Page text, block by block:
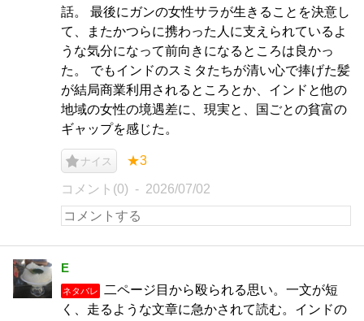
話。 最後にガンの女性サラが生きることを決意し
て、またかつらに携わった人に支えられているよ
うな気分になって前向きになるところは良かっ
た。 でもインドのスミタたちが清い心で捧げた髪
が結局商業利用されるところとか、インドと他の
地域の女性の境遇差に、現実と、国ごとの貧富の
ギャップを感じた。
ナイス ★3
コメント(0) 2026/07/02
E
ネタバレ
二ページ目から殴られる思い。一文が短
く、走るような文章に急かされて読む。インドの